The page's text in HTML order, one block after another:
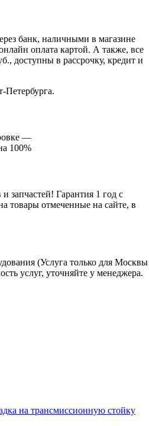
банк, наличными в магазине
оплата картой. А также, все
доступны в рассрочку, кредит и
Петербурга.
—
100%
запчастей! Гарантия 1 год с
товары отмеченные на сайте, в
(Услуга только для Москвы
услуг, уточняйте у менеджера.